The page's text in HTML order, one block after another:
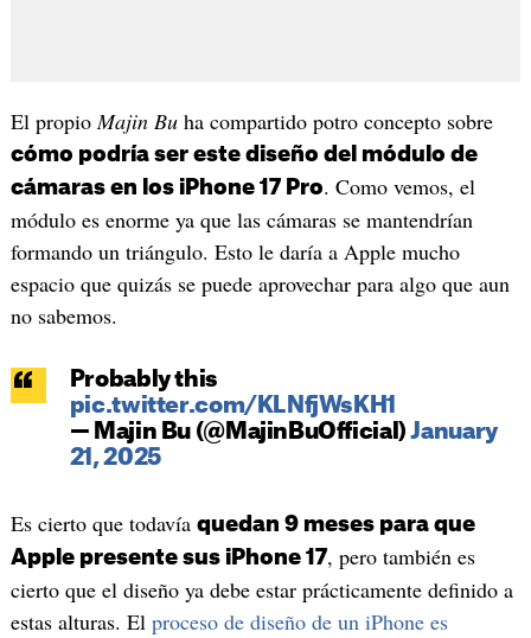
El propioMajin Buha compartido potro concepto sobre
cómo podría ser este diseño del módulo de
cámaras en los iPhone 17 Pro. Como vemos, el
módulo es enorme ya que las cámaras se mantendrían
formando un triángulo. Esto le daría a Apple mucho
espacio que quizás se puede aprovechar para algo que aun
no sabemos.
Probably this
pic.twitter.com/KLNfjWsKH1
— Majin Bu (@MajinBuOfficial)January
21, 2025
Es cierto que todavía quedan 9 meses para que
Apple presente sus iPhone 17, pero también es
cierto que el diseño ya debe estar prácticamente definido a
estas alturas. El proceso de diseño de un iPhone es